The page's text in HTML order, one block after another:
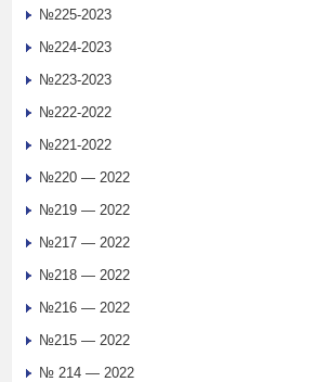
№225-2023
№224-2023
№223-2023
№222-2022
№221-2022
№220 — 2022
№219 — 2022
№217 — 2022
№218 — 2022
№216 — 2022
№215 — 2022
№ 214 — 2022